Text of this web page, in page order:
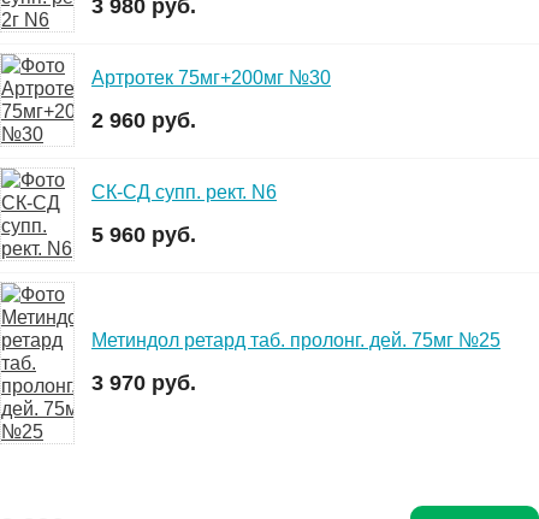
3 980 руб.
Артротек 75мг+200мг №30
2 960 руб.
СК-СД супп. рект. N6
5 960 руб.
Метиндол ретард таб. пролонг. дей. 75мг №25
3 970 руб.